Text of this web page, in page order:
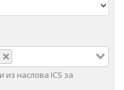
из наслова ICS за